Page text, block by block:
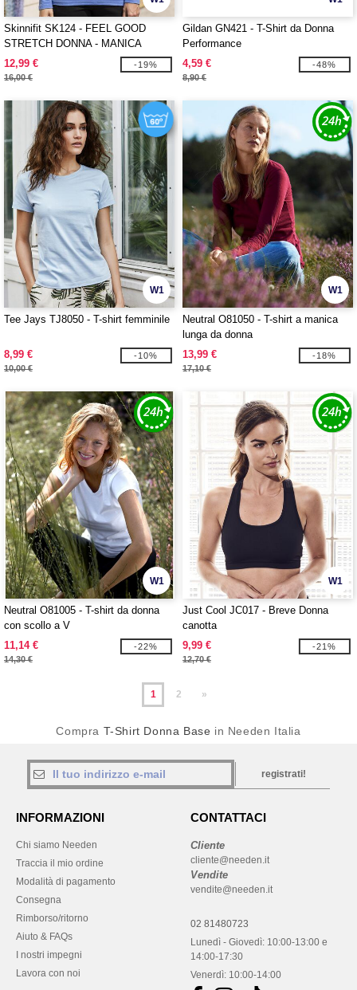
Skinnifit SK124 - FEEL GOOD
STRETCH DONNA - MANICA
LUNGA
12,99 €
16,00 €
-19%
Gildan GN421 - T-Shirt da Donna
Performance
4,59 €
8,90 €
-48%
W1
Tee Jays TJ8050 - T-shirt femminile
8,99 €
10,00 €
-10%
W1
Neutral O81050 - T-shirt a manica
lunga da donna
13,99 €
17,10 €
-18%
W1
Neutral O81005 - T-shirt da donna
con scollo a V
11,14 €
14,30 €
-22%
W1
Just Cool JC017 - Breve Donna
canotta
9,99 €
12,70 €
-21%
1 2 »
Compra T-Shirt Donna Base in Needen Italia
registrati!
INFORMAZIONI
Chi siamo Needen
Traccia il mio ordine
Modalità di pagamento
Consegna
Rimborso/ritorno
Aiuto & FAQs
I nostri impegni
Lavora con noi
CONTATTACI
Cliente
cliente@needen.it
Vendite
vendite@needen.it
02 81480723
Lunedì - Giovedì: 10:00-13:00 e
14:00-17:30
Venerdì: 10:00-14:00